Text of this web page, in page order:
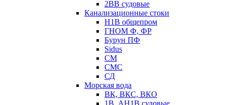
2ВВ судовые
Канализационные стоки
Н1В общепром
ГНОМ Ф, ФР
Бурун ПФ
Sidus
СМ
СМС
СД
Морская вода
ВК, ВКС, ВКО
1В, АН1В судовые